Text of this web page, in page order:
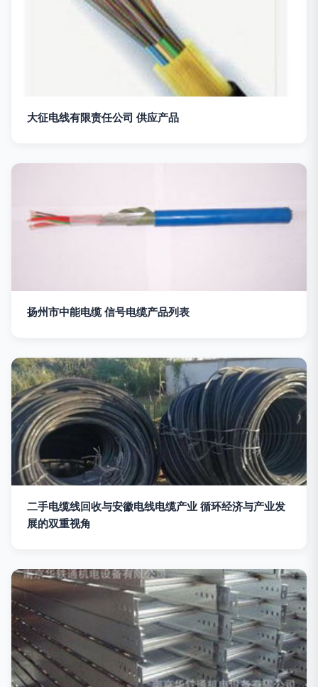
大征电线有限责任公司 供应产品
扬州市中能电缆 信号电缆产品列表
二手电缆线回收与安徽电线电缆产业 循环经济与产业发
展的双重视角